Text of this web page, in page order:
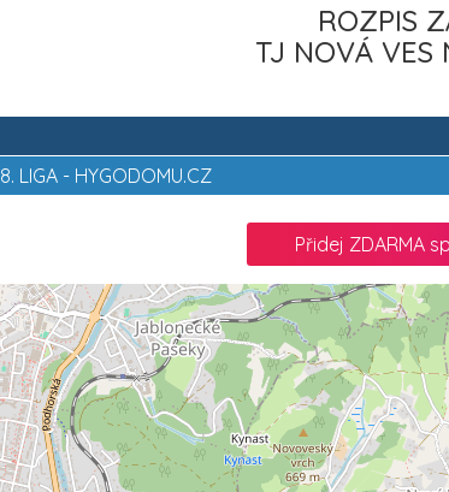
ROZPIS
TJ NOVÁ VES
8. LIGA - HYGODOMU.CZ
Přidej ZDARMA